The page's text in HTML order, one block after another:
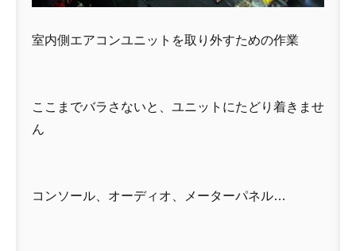
室内側エアコンユニットを取り外すための作業
ここまでバラさないと、ユニットにたどり着きませ
ん
コンソール、オーディオ、メーターパネル…